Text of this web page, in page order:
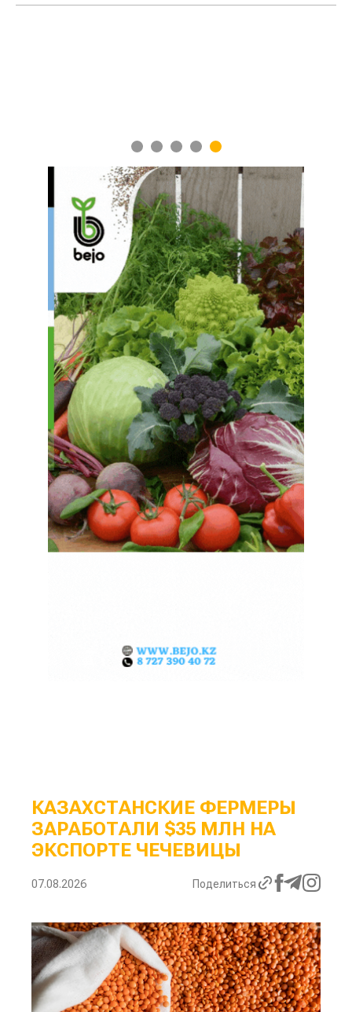
1 2 3 4 5
КАЗАХСТАНСКИЕ ФЕРМЕРЫ
ЗАРАБОТАЛИ $35 МЛН НА
ЭКСПОРТЕ ЧЕЧЕВИЦЫ
07.08.2026 Поделиться